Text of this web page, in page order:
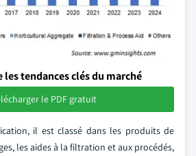
les tendances clés du marché
le PDF gratuit
il est classé dans les produits de
les aides à la filtration et aux procédés,